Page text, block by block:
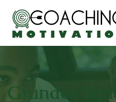
Grandes